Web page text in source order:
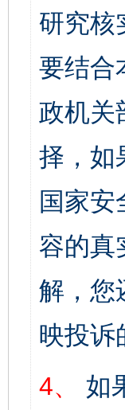
研究核
要结合
政机关
择，如
国家
容的真
解，您
映投诉
4、
如